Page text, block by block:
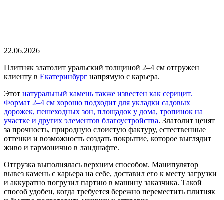
22.06.2026
Плитняк златолит уральский толщиной 2–4 см отгружен
клиенту в Екатеринбург напрямую с карьера.
Этот натуральный камень также известен как серицит.
Формат 2–4 см хорошо подходит для укладки садовых
дорожек, пешеходных зон, площадок у дома, тропинок на
участке и других элементов благоустройства. Златолит ценят
за прочность, природную слоистую фактуру, естественные
оттенки и возможность создать покрытие, которое выглядит
живо и гармонично в ландшафте.
Отгрузка выполнялась верхним способом. Манипулятор
вывез камень с карьера на себе, доставил его к месту загрузки
и аккуратно погрузил партию в машину заказчика. Такой
способ удобен, когда требуется бережно переместить плитняк